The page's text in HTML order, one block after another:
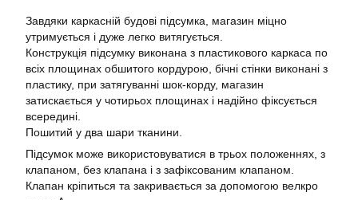
Завдяки каркасній будові підсумка, магазин міцно
утримується і дуже легко витягується.
Конструкція підсумку виконана з пластикового каркаса по
всіх площинах обшитого кордурою, бічні стінки виконані з
пластику, при затягуванні шок-корду, магазин
затискається у чотирьох площинах і надійно фіксується
всередині.
Пошитий у два шари тканини.
Підсумок може використовуватися в трьох положеннях, з
клапаном, без клапана і з зафіксованим клапаном.
Клапан кріпиться та закривається за допомогою велкро